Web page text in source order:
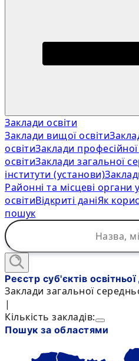
Заклади освіти
Заклади вищої освіти
освітиЗаклади
освітиЗаклади загальної
інститути (установи)
Районні та місцеві органи
освітиВідкриті даніЯк
пошук
Реєстр суб'єктів освітньої
Заклади загальної
|
Кількість закладів:
Пошук за областями